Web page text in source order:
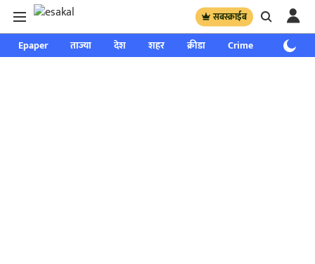
सबस्क्राईब
Epaper ताज्या देश शहर क्रीडा Crime साप्ताहिक